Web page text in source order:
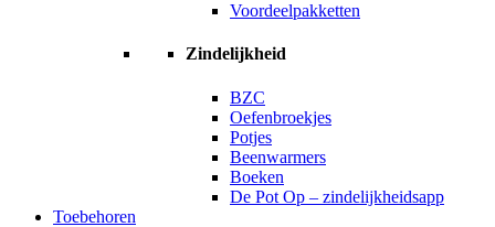
Voordeelpakketten
Zindelijkheid
BZC
Oefenbroekjes
Potjes
Beenwarmers
Boeken
De Pot Op – zindelijkheidsapp
Toebehoren